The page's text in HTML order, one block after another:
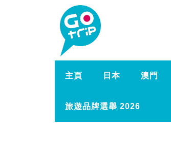
主頁 日本 澳門
旅遊品牌選舉 2026